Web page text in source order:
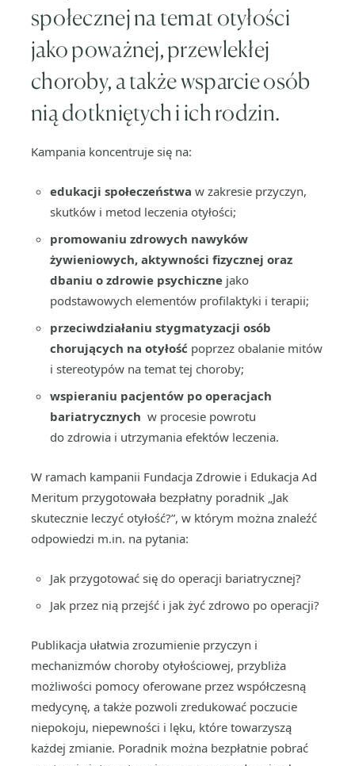
społecznej na temat otyłości
jako poważnej, przewlekłej
choroby, a także wsparcie osób
nią dotkniętych i ich rodzin.
Kampania koncentruje się na:
edukacji społeczeństwa w zakresie przyczyn,
skutków i metod leczenia otyłości;
promowaniu zdrowych nawyków
żywieniowych, aktywności fizycznej oraz
dbaniu o zdrowie psychiczne jako
podstawowych elementów profilaktyki i terapii;
przeciwdziałaniu stygmatyzacji osób
chorujących na otyłość poprzez obalanie mitów
i stereotypów na temat tej choroby;
wspieraniu pacjentów po operacjach
bariatrycznych w procesie powrotu
do zdrowia i utrzymania efektów leczenia.
W ramach kampanii Fundacja Zdrowie i Edukacja Ad
Meritum przygotowała bezpłatny poradnik „Jak
skutecznie leczyć otyłość?”, w którym można znaleźć
odpowiedzi m.in. na pytania:
Jak przygotować się do operacji bariatrycznej?
Jak przez nią przejść i jak żyć zdrowo po operacji?
Publikacja ułatwia zrozumienie przyczyn i
mechanizmów choroby otyłościowej, przybliża
możliwości pomocy oferowane przez współczesną
medycynę, a także pozwoli zredukować poczucie
niepokoju, niepewności i lęku, które towarzyszą
każdej zmianie. Poradnik można bezpłatnie pobrać